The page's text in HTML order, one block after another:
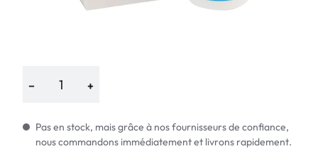
− +
Pas en stock, mais grâce à nos fournisseurs de confiance,
nous commandons immédiatement et livrons rapidement.